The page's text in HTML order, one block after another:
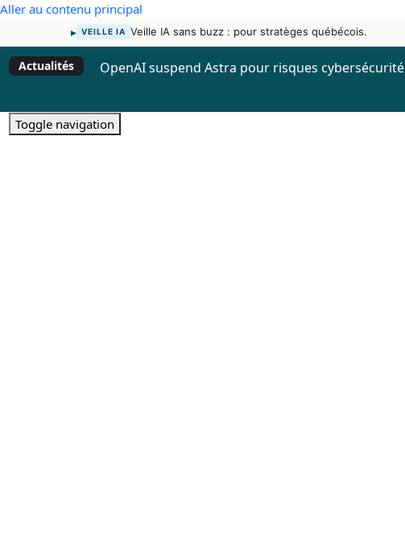
Aller au contenu principal
▸ VEILLE IA Veille IA sans buzz : pour stratèges québécois.
Actualités OpenAI suspend Astra pour risques cybersécurité
Toggle navigation